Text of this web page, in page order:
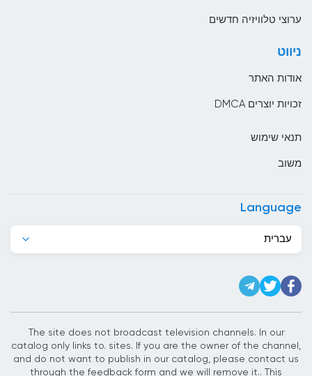
בלארוס
ברבדוס
ברזיל
ג&#039;יבוטי
ערוצי טלוויזיה חדשים
ניווט
אודות האתר
זכויות יוצרים DMCA
תנאי שימוש
משוב
Language
עברית
The site does not broadcast television channels. In our
catalog only links to. sites. If you are the owner of the channel,
and do not want to publish in our catalog, please contact us
through the feedback form and we will remove it.. This